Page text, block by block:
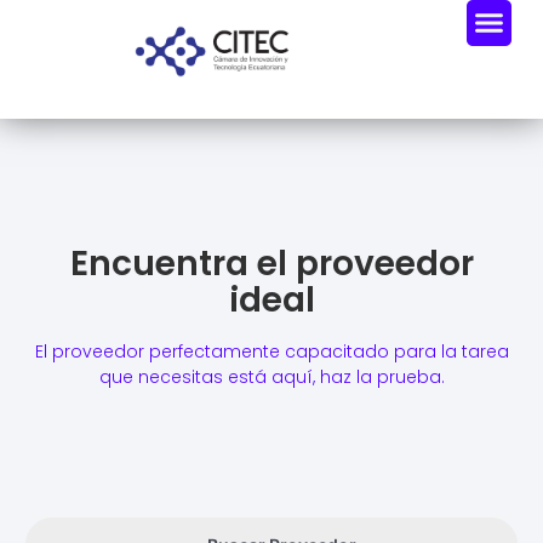
Encuentra el proveedor
ideal
El proveedor perfectamente capacitado para la tarea
que necesitas está aquí, haz la prueba.